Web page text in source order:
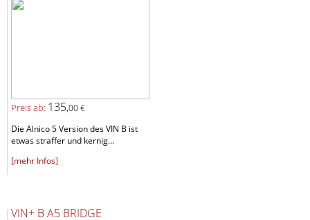
Preis ab: 135,00 €
Die Alnico 5 Version des VIN B ist
etwas straffer und kernig...
[mehr Infos]
VIN+ B A5 BRIDGE